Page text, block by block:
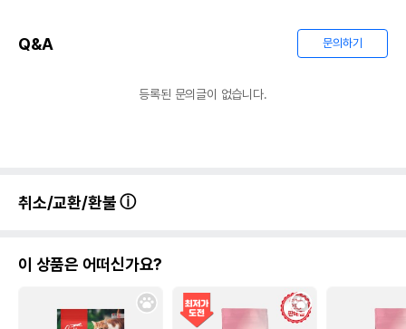
Q&A 문의하기
등록된 문의글이 없습니다.
취소/교환/환불
이 상품은 어떠신가요?